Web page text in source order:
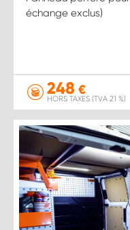
échange exclus)
248 €
HORS TAXES (TVA 21 %)